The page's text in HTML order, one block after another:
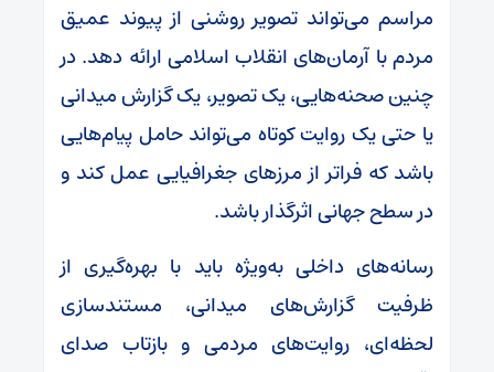
مراسم می‌تواند تصویر روشنی از پیوند عمیق
مردم با آرمان‌های انقلاب اسلامی ارائه دهد. در
چنین صحنه‌هایی، یک تصویر، یک گزارش میدانی
یا حتی یک روایت کوتاه می‌تواند حامل پیام‌هایی
باشد که فراتر از مرزهای جغرافیایی عمل کند و
در سطح جهانی اثرگذار باشد.
رسانه‌های داخلی به‌ویژه باید با بهره‌گیری از
ظرفیت گزارش‌های میدانی، مستندسازی
لحظه‌ای، روایت‌های مردمی و بازتاب صدای